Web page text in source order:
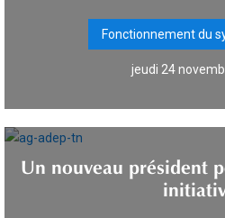
Fonctionnement du
jeudi 24
Un nouveau président